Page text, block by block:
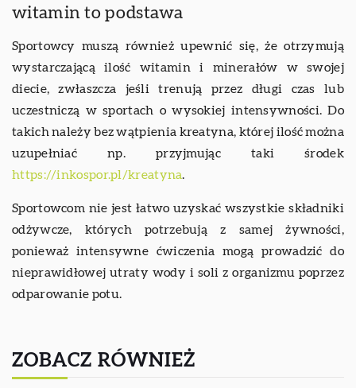
witamin to podstawa
Sportowcy muszą również upewnić się, że otrzymują
wystarczającą ilość witamin i minerałów w swojej
diecie, zwłaszcza jeśli trenują przez długi czas lub
uczestniczą w sportach o wysokiej intensywności. Do
takich należy bez wątpienia kreatyna, której ilość można
uzupełniać np. przyjmując taki środek
https://inkospor.pl/kreatyna.
Sportowcom nie jest łatwo uzyskać wszystkie składniki
odżywcze, których potrzebują z samej żywności,
ponieważ intensywne ćwiczenia mogą prowadzić do
nieprawidłowej utraty wody i soli z organizmu poprzez
odparowanie potu.
ZOBACZ RÓWNIEŻ